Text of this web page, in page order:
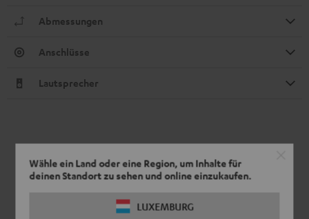
Wähle ein Land oder eine Region, um Inhalte für
deinen Standort zu sehen und online einzukaufen.
LUXEMBURG
Abmessungen
Anschlüsse
Lautsprecher